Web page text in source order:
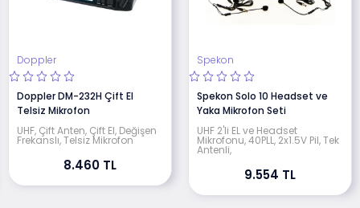
Doppler
Doppler DM-232H Çift El
Telsiz Mikrofon
UHF, Çift Anten, Çift El, Değişen
Frekanslı, Telsiz Mikrofon
8.460 TL
Spekon
Spekon Solo 10 Headset ve
Yaka Mikrofon Seti
UHF 2'li EL ve Headset
Mikrofonu, 40PLL, 2x1.5V Pil, Tek
Antenli,
9.554 TL